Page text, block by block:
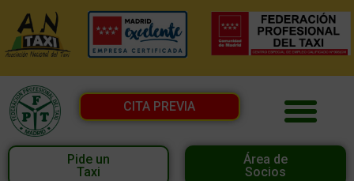
CITA PREVIA
Pide un
Taxi
Área de
Socios